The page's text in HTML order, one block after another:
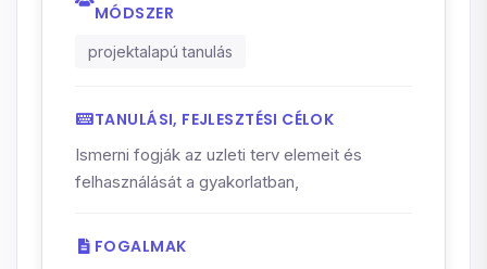
MÓDSZER
projektalapú tanulás
TANULÁSI, FEJLESZTÉSI CÉLOK
Ismerni fogják az uzleti terv elemeit és
felhasználását a gyakorlatban,
FOGALMAK